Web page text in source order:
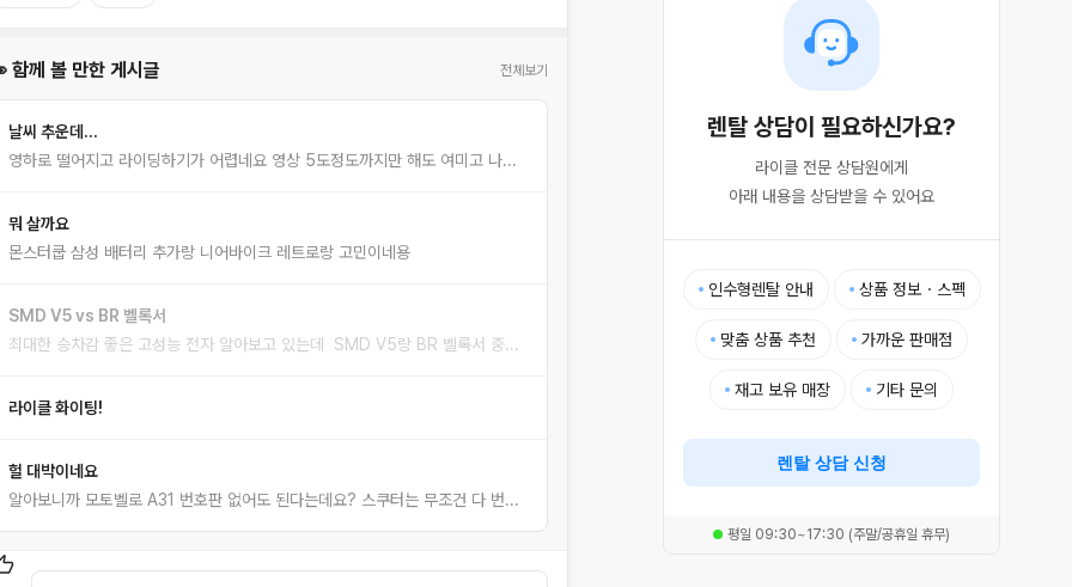
함께 볼 만한 게시글 전체보기
날씨 추운데...
영하로 떨어지고 라이딩하기가 어렵네요 영상 5도정도까지만 해도 여미고 나가면 되는데 그 밑으로는 너무 추워서 라이딩이 어려워요 얼릉 봄이 왔으면 좋겠어요
뭐 살까요
몬스터쿱 삼성 배터리 추가랑 니어바이크 레트로랑 고민이네용
SMD V5 vs BR 벨록서
최대한 승차감 좋은 고성능 전자 알아보고 있는데 SMD V5랑 BR 벨록서 중에 고민중입니다 둘다 풀샥이라 승차감은 좋다고 하는데 배달로 쓴다면 뭐가 좋을까요?
라이클 화이팅!
헐 대박이네요
알아보니까 모토벨로 A31 번호판 없어도 된다는데요? 스쿠터는 무조건 다 번호판 있어야되는줄알았는데, 그건 아닌가봐요;; 혹시 번호판 없어도 되는 전기스쿠터 상품 더 있으면 추천좀 부탁드려요 없으면 그냥 이거 사려구요. 취미로 가끔타려고 하는건데 번호판 부착하고 뭐하고 하는건 영 안내켜서요 ㅠㅠ
렌탈 상담이 필요하신가요?
라이클 전문 상담원에게
아래 내용을 상담받을 수 있어요
인수형렌탈 안내 상품 정보・스펙
맞춤 상품 추천 가까운 판매점
재고 보유 매장 기타 문의
렌탈 상담 신청
평일 09:30~17:30 (주말/공휴일 휴무)